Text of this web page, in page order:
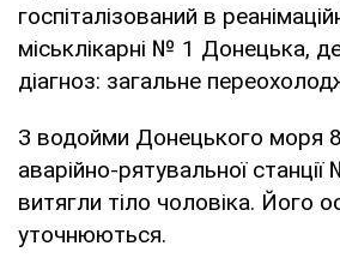
госпіталізований в
міськлікарні № 1 Донецька,
діагноз: загальне
З водойми Донецького моря
аварійно-рятувальної
витягли тіло чоловіка. Його
уточнюються.